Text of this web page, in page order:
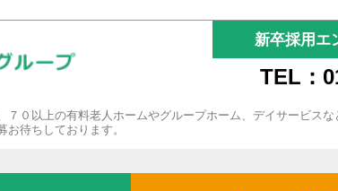
新卒採用エ
TEL：
０以上の有料老人ホームやグループホーム、デイサービス
待ちしております。